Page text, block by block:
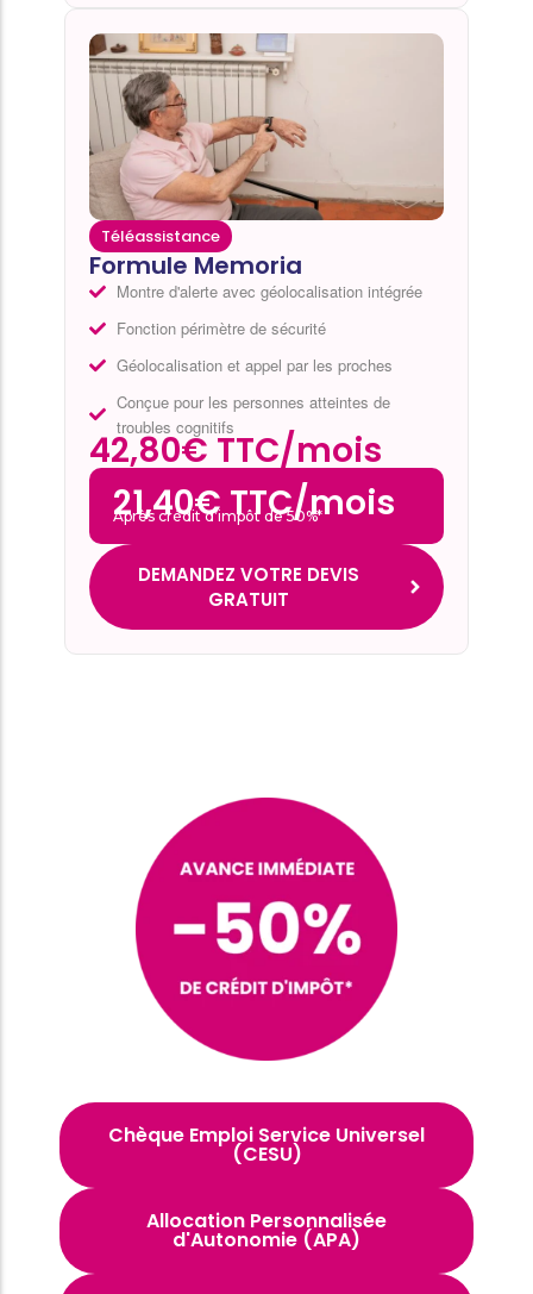
Téléassistance
Formule Memoria
Montre d'alerte avec géolocalisation intégrée
Fonction périmètre de sécurité
Géolocalisation et appel par les proches
Conçue pour les personnes atteintes de
troubles cognitifs
42,80€ TTC/mois
21,40€ TTC/mois
Après crédit d’impôt de 50%*
DEMANDEZ VOTRE DEVIS
GRATUIT
Chèque Emploi Service Universel
(CESU)
Allocation Personnalisée
d'Autonomie (APA)